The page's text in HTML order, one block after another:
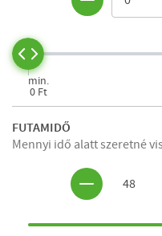
min.
0 Ft
FUTAMIDŐ
Mennyi idő alatt szeretné
48